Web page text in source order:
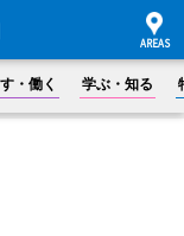
・働く 学ぶ・知る